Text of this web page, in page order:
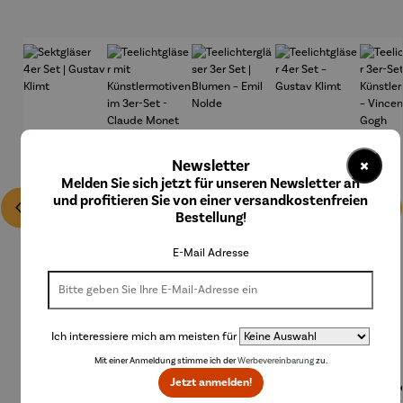
Teelichtgl
Teelichter
×
Newsletter
Melden Sie sich jetzt für unseren Newsletter an
und profitieren Sie von einer versandkostenfreien
Bestellung!
E-Mail Adresse
Ich interessiere mich am meisten für
Mit einer Anmeldung stimme ich derWerbevereinbarungzu.
Jetzt anmelden!